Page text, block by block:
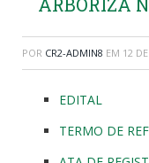
POR CR2-ADMIN8 EM 12
EDITAL
TERMO DE